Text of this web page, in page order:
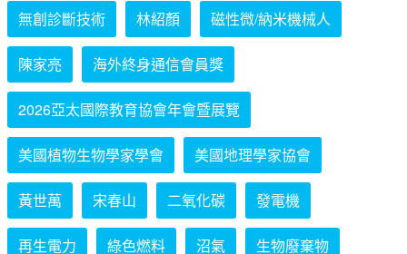
無創診斷技術 林紹顏 磁性微/納米機械人
陳家亮 海外終身通信會員獎
2026亞太國際教育協會年會暨展覽
美國植物生物學家學會 美國地理學家協會
黃世萬 宋春山 二氧化碳 發電機
再生電力 綠色燃料 沼氣 生物廢棄物